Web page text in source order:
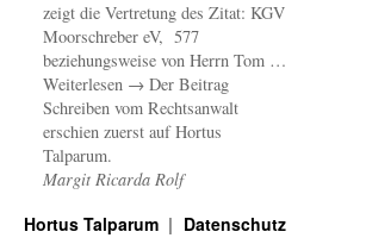
zeigt die Vertretung des Zitat: KGV
Moorschreber eV, 577
beziehungsweise von Herrn Tom …
Weiterlesen → Der Beitrag
Schreiben vom Rechtsanwalt
erschien zuerst auf Hortus
Talparum.
Margit Ricarda Rolf
Hortus Talparum Datenschutz